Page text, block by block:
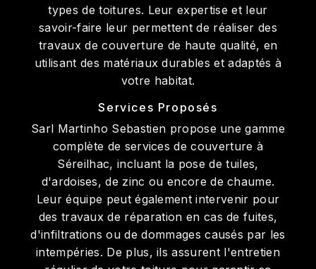
types de toitures. Leur expertise et leur
savoir-faire leur permettent de réaliser des
travaux de couverture de haute qualité, en
utilisant des matériaux durables et adaptés à
votre habitat.
Services Proposés
Sarl Martinho Sebastien propose une gamme
complète de services de couverture à
Séreilhac, incluant la pose de tuiles,
d'ardoises, de zinc ou encore de chaume.
Leur équipe peut également intervenir pour
des travaux de réparation en cas de fuites,
d'infiltrations ou de dommages causés par les
intempéries. De plus, ils assurent l'entretien